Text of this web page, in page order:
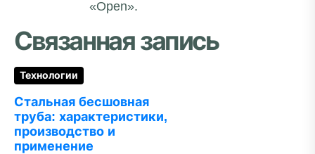
«Open».
Связанная запись
Технологии
Стальная бесшовная
труба: характеристики,
производство и
применение